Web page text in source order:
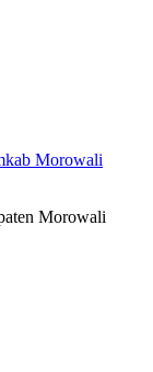
Morowali
Morowali